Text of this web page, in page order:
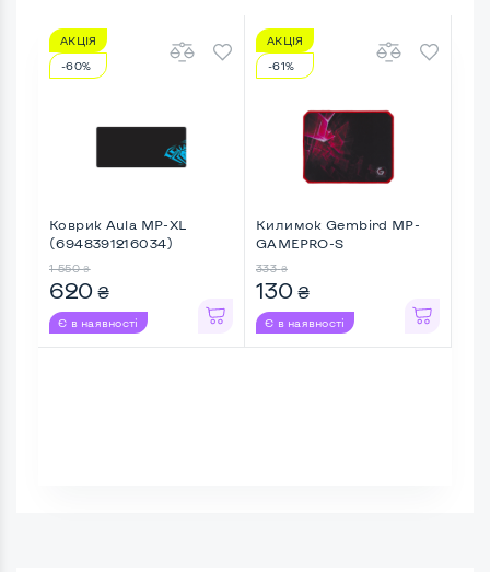
АКЦІЯ
-60%
Коврик Aula MP-XL
(6948391216034)
1 550 ₴
620 ₴
Є в наявності
АКЦІЯ
-61%
Килимок Gembird MP-
GAMEPRO-S
333 ₴
130 ₴
Є в наявності